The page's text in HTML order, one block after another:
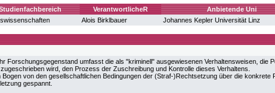
VerantwortlicheR
Anbietende Uni
Alois Birklbauer Johannes Kepler Universität Linz
Forschungsgegenstand umfasst die als "kriminell" ausgewiesenen Verhaltensweisen, die
wird, den Prozess der Zuschreibung und Kontrolle dieses Verhaltens.
von den gesellschaftlichen Bedingungen der (Straf-)Rechtsetzung über die konkrete
gespannt.